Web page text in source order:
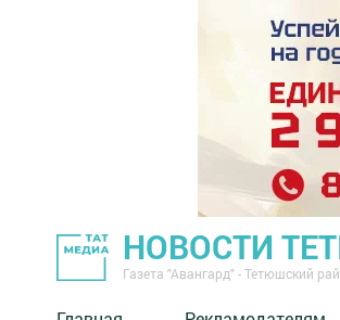
НОВОСТИ
Газета "Авангард" - Тетюшский